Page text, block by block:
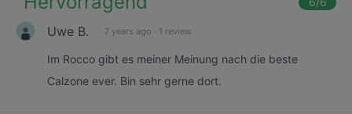
Uwe B. 7 years ago · 1 review
Im Rocco gibt es meiner Meinung nach die beste
Calzone ever. Bin sehr gerne dort.